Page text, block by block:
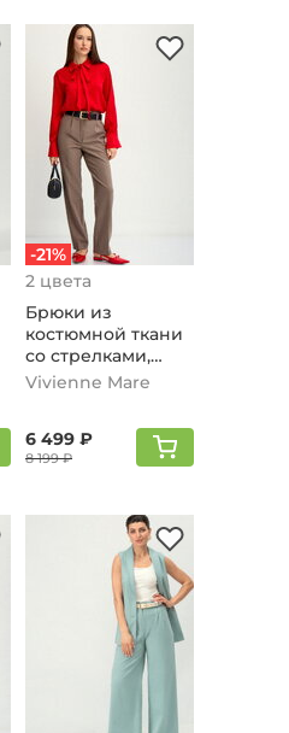
-21%
2 цвета
Брюки из
костюмной ткани
со стрелками,
кофейный
Vivienne Mare
6 499 ₽
8 199 ₽